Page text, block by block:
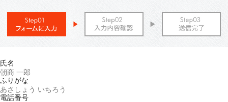
氏名
ふりがな
電話番号